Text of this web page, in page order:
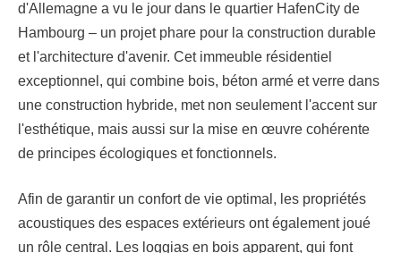
d'Allemagne a vu le jour dans le quartier HafenCity de
Hambourg – un projet phare pour la construction durable
et l'architecture d'avenir. Cet immeuble résidentiel
exceptionnel, qui combine bois, béton armé et verre dans
une construction hybride, met non seulement l'accent sur
l'esthétique, mais aussi sur la mise en œuvre cohérente
de principes écologiques et fonctionnels.
Afin de garantir un confort de vie optimal, les propriétés
acoustiques des espaces extérieurs ont également joué
un rôle central. Les loggias en bois apparent, qui font